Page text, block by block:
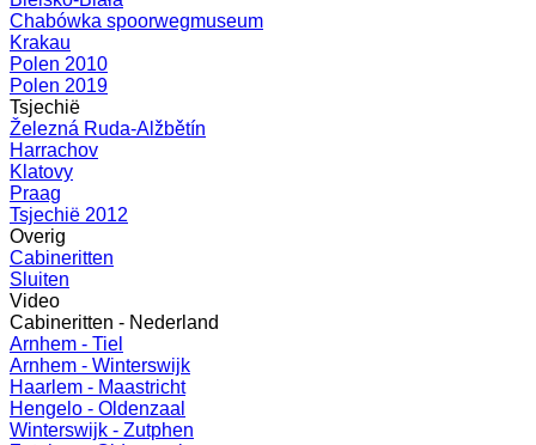
Chabówka spoorwegmuseum
Krakau
Polen 2010
Polen 2019
Tsjechië
Železná Ruda-Alžbětín
Harrachov
Klatovy
Praag
Tsjechië 2012
Overig
Cabineritten
Sluiten
Video
Cabineritten - Nederland
Arnhem - Tiel
Arnhem - Winterswijk
Haarlem - Maastricht
Hengelo - Oldenzaal
Winterswijk - Zutphen